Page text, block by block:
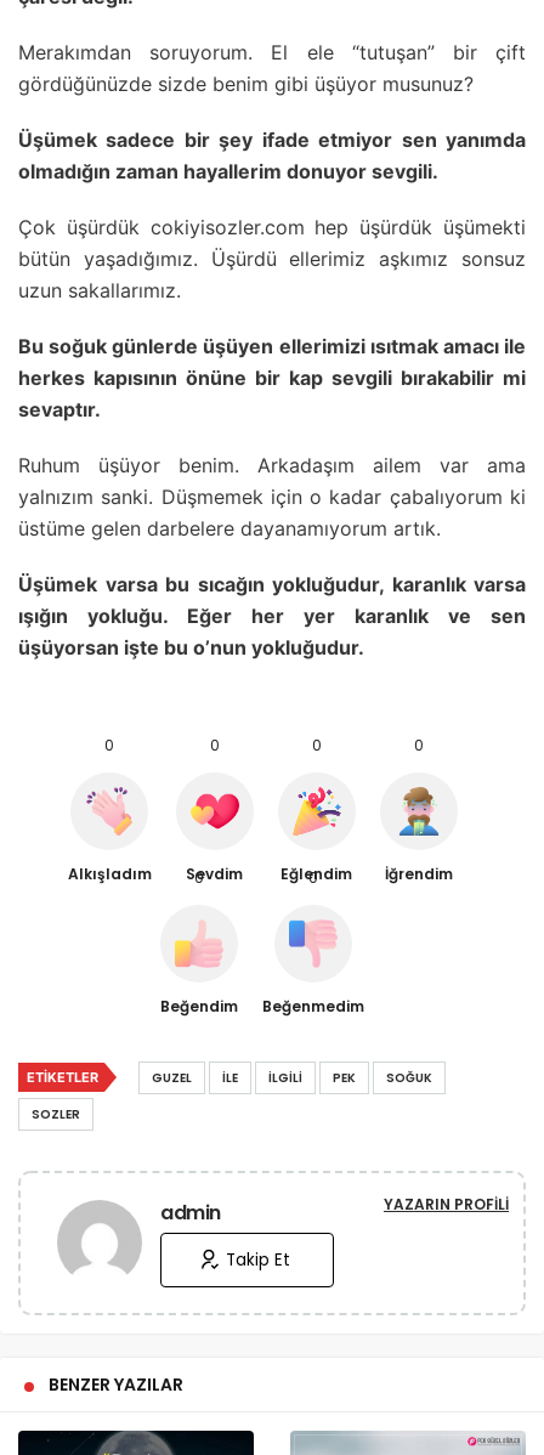
Merakımdan soruyorum. El ele “tutuşan” bir çift
gördüğünüzde sizde benim gibi üşüyor musunuz?
Üşümek sadece bir şey ifade etmiyor sen yanımda
olmadığın zaman hayallerim donuyor sevgili.
Çok üşürdük cokiyisozler.com hep üşürdük üşümekti
bütün yaşadığımız. Üşürdü ellerimiz aşkımız sonsuz
uzun sakallarımız.
Bu soğuk günlerde üşüyen ellerimizi ısıtmak amacı ile
herkes kapısının önüne bir kap sevgili bırakabilir mi
sevaptır.
Ruhum üşüyor benim. Arkadaşım ailem var ama
yalnızım sanki. Düşmemek için o kadar çabalıyorum ki
üstüme gelen darbelere dayanamıyorum artık.
Üşümek varsa bu sıcağın yokluğudur, karanlık varsa
ışığın yokluğu. Eğer her yer karanlık ve sen
üşüyorsan işte bu o’nun yokluğudur.
0
Alkışladım
0
Sevdim
0
Eğlendim
0
İğrendim
0
Beğendim
0
Beğenmedim
ETIKETLER GUZEL İLE İLGILI PEK
SOĞUK
SOZLER
admin YAZARIN PROFILI
Takip Et
BENZER YAZILAR